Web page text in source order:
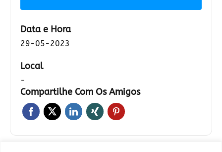
Data e Hora
29-05-2023
Local
-
Compartilhe Com Os Amigos